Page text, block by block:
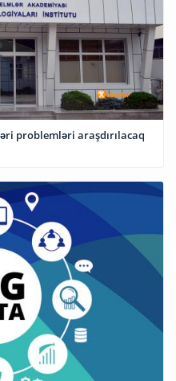
problemləri araşdırılacaq